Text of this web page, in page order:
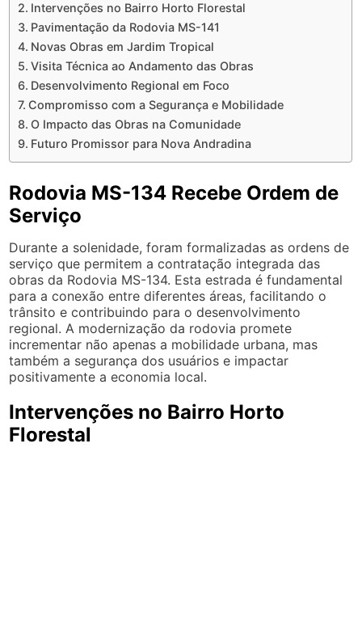
Intervenções no Bairro Horto Florestal
Pavimentação da Rodovia MS-141
Novas Obras em Jardim Tropical
Visita Técnica ao Andamento das Obras
Desenvolvimento Regional em Foco
Compromisso com a Segurança e Mobilidade
O Impacto das Obras na Comunidade
Futuro Promissor para Nova Andradina
Rodovia MS-134 Recebe Ordem de
Serviço
Durante a solenidade, foram formalizadas as ordens de
serviço que permitem a contratação integrada das
obras da Rodovia MS-134. Esta estrada é fundamental
para a conexão entre diferentes áreas, facilitando o
trânsito e contribuindo para o desenvolvimento
regional. A modernização da rodovia promete
incrementar não apenas a mobilidade urbana, mas
também a segurança dos usuários e impactar
positivamente a economia local.
Intervenções no Bairro Horto
Florestal